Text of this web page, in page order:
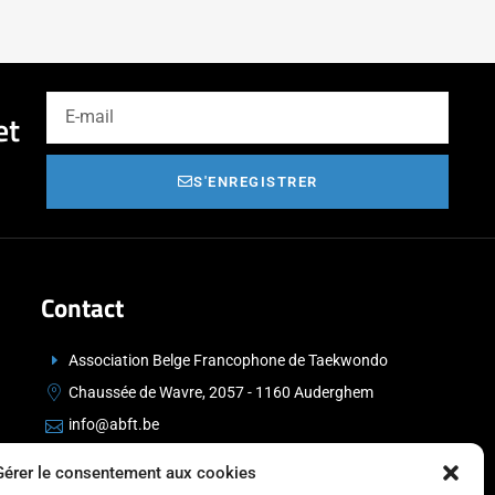
le consentement aux cookies
S'ENREGISTRER
Contact
Association Belge Francophone de Taekwondo
Chaussée de Wavre, 2057 - 1160 Auderghem
info@abft.be